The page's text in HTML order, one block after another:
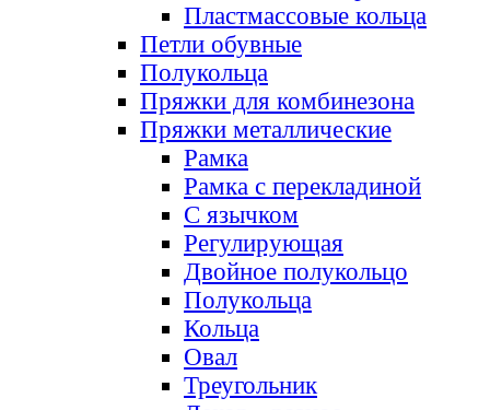
Пластмассовые кольца
Петли обувные
Полукольца
Пряжки для комбинезона
Пряжки металлические
Рамка
Рамка с перекладиной
С язычком
Регулирующая
Двойное полукольцо
Полукольца
Кольца
Овал
Треугольник